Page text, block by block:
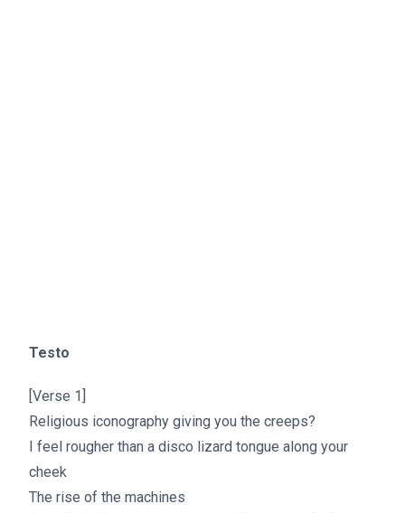
Testo
[Verse 1]
Religious iconography giving you the creeps?
I feel rougher than a disco lizard tongue along your
cheek
The rise of the machines